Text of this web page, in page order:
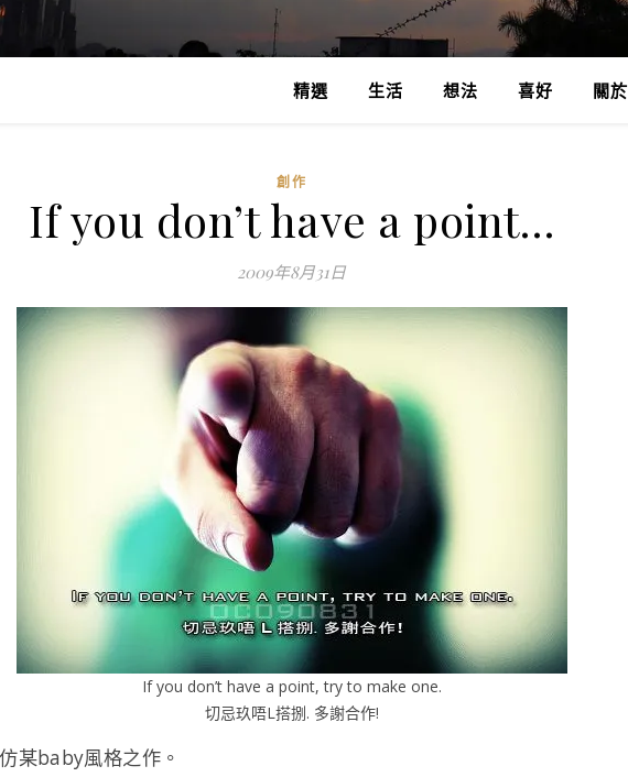
精選 生活 想法 喜好 關於
創作
If you don’t have a point…
2009年8月31日
If you don’t have a point, try to make one.
切忌玖唔L搭捌. 多謝合作!
某baby風格之作。